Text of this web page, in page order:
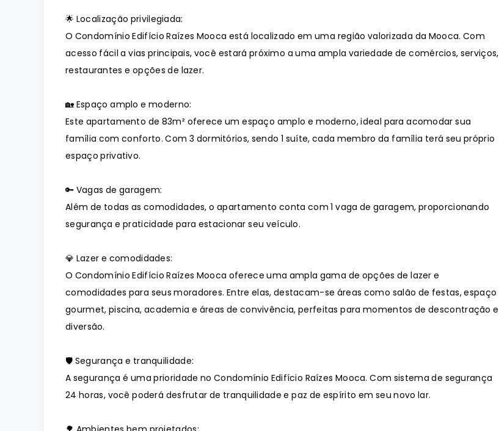
🌟 Localização privilegiada:
O Condomínio Edifício Raízes Mooca está localizado em uma região valorizada da Mooca. Com
acesso fácil a vias principais, você estará próximo a uma ampla variedade de comércios, serviços,
restaurantes e opções de lazer.
🏡 Espaço amplo e moderno:
Este apartamento de 83m² oferece um espaço amplo e moderno, ideal para acomodar sua
família com conforto. Com 3 dormitórios, sendo 1 suíte, cada membro da família terá seu próprio
espaço privativo.
🔑 Vagas de garagem:
Além de todas as comodidades, o apartamento conta com 1 vaga de garagem, proporcionando
segurança e praticidade para estacionar seu veículo.
💎 Lazer e comodidades:
O Condomínio Edifício Raízes Mooca oferece uma ampla gama de opções de lazer e
comodidades para seus moradores. Entre elas, destacam-se áreas como salão de festas, espaço
gourmet, piscina, academia e áreas de convivência, perfeitas para momentos de descontração e
diversão.
🛡️ Segurança e tranquilidade:
A segurança é uma prioridade no Condomínio Edifício Raízes Mooca. Com sistema de segurança
24 horas, você poderá desfrutar de tranquilidade e paz de espírito em seu novo lar.